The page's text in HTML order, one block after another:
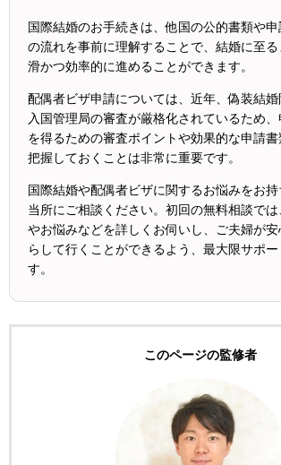
国際結婚のお手続きは、他国の公的書類や申
の流れを事前に理解することで、結婚に至
滑かつ効率的に進めることができます。
配偶者ビザ申請については、近年、偽装結
入国管理局の審査が厳格化されているため
を得るための審査ポイントや効果的な申請
把握しておくことは非常に重要です。
国際結婚や配偶者ビザに関するお悩みをお
当所にご相談ください。初回の無料相談で
やお悩みなどを詳しくお伺いし、ご夫婦が
らして行くことができるよう、最大限サポー
す。
このページの監修者